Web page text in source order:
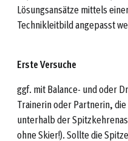
Lösungsansätze mittels
Technikleitbild angepasst
Erste Versuche
ggf. mit Balance- und oder
Trainerin oder Partnerin,
unterhalb der
ohne Skier!). Sollte die